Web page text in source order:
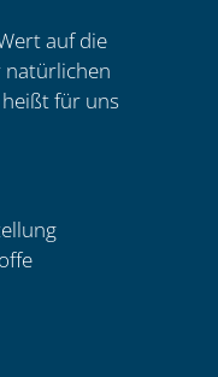
auf die
natürlichen
für uns